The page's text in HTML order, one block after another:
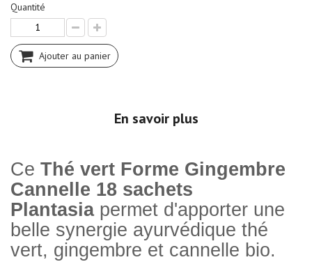
Quantité
Ajouter au panier
En savoir plus
Ce Thé vert Forme Gingembre
Cannelle 18 sachets
Plantasiapermet d'apporter une
belle synergie ayurvédique thé
vert, gingembre et cannelle bio.